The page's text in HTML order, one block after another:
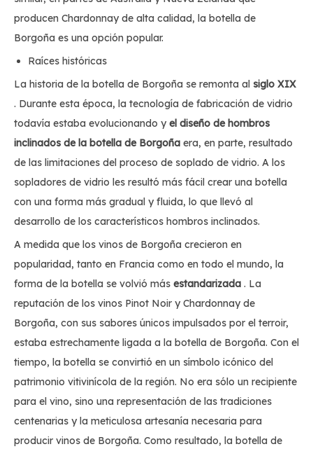
producen Chardonnay de alta calidad, la botella de
Borgoña es una opción popular.
Raíces históricas
La historia de la botella de Borgoña se remonta al siglo XIX
. Durante esta época, la tecnología de fabricación de vidrio
todavía estaba evolucionando yel diseño de hombros
inclinados de la botella de Borgoña era, en parte, resultado
de las limitaciones del proceso de soplado de vidrio. A los
sopladores de vidrio les resultó más fácil crear una botella
con una forma más gradual y fluida, lo que llevó al
desarrollo de los característicos hombros inclinados.
A medida que los vinos de Borgoña crecieron en
popularidad, tanto en Francia como en todo el mundo, la
forma de la botella se volvió más estandarizada . La
reputación de los vinos Pinot Noir y Chardonnay de
Borgoña, con sus sabores únicos impulsados ​​por el terroir,
estaba estrechamente ligada a la botella de Borgoña. Con el
tiempo, la botella se convirtió en un símbolo icónico del
patrimonio vitivinícola de la región. No era sólo un recipiente
para el vino, sino una representación de las tradiciones
centenarias y la meticulosa artesanía necesaria para
producir vinos de Borgoña. Como resultado, la botella de